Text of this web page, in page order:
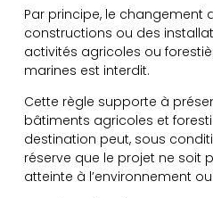
Par principe, le changement
constructions ou des
activités agricoles ou
marines est interdit.
Cette règle supporte à
bâtiments agricoles et
destination peut, sous
réserve que le projet ne soit
atteinte à l’environnement